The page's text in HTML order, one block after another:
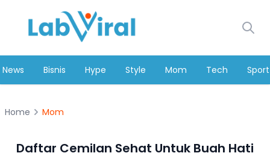
News Bisnis Hype Style Mom Tech Sport
Home Mom
Daftar Cemilan Sehat Untuk Buah Hati